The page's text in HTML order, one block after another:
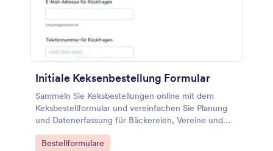
Initiale Keksenbestellung Formular
Sammeln Sie Keksbestellungen online mit dem
Keksbestellformular und vereinfachen Sie Planung
und Datenerfassung für Bäckereien, Vereine und
Gruppenbestellungen mit Jotform.
Go to Category:
Bestellformulare